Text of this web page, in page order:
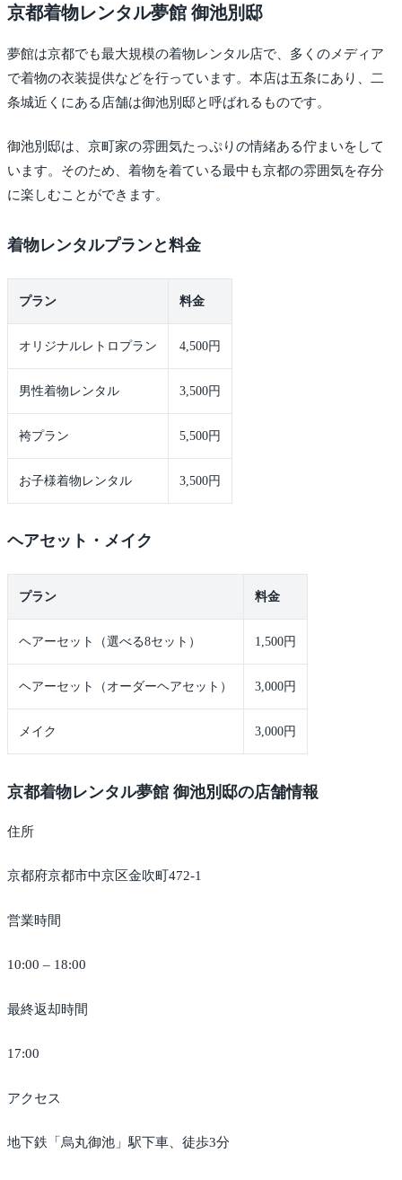
京都着物レンタル夢館 御池別邸
夢館は京都でも最大規模の着物レンタル店で、多くのメディア
で着物の衣装提供などを行っています。本店は五条にあり、二
条城近くにある店舗は御池別邸と呼ばれるものです。
御池別邸は、京町家の雰囲気たっぷりの情緒ある佇まいをして
います。そのため、着物を着ている最中も京都の雰囲気を存分
に楽しむことができます。
着物レンタルプランと料金
プラン 料金
オリジナルレトロプラン 4,500円
男性着物レンタル 3,500円
袴プラン 5,500円
お子様着物レンタル 3,500円
ヘアセット・メイク
プラン 料金
ヘアーセット（選べる8セット） 1,500円
ヘアーセット（オーダーヘアセット） 3,000円
メイク 3,000円
京都着物レンタル夢館 御池別邸の店舗情報
住所
京都府京都市中京区金吹町472-1
営業時間
10:00 – 18:00
最終返却時間
17:00
アクセス
地下鉄「烏丸御池」駅下車、徒歩3分